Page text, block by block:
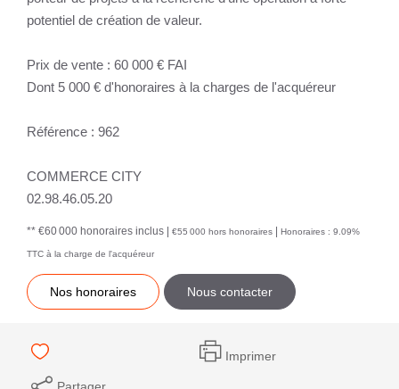
potentiel de création de valeur.
Prix de vente : 60 000 € FAI
Dont 5 000 € d'honoraires à la charges de l'acquéreur
Référence : 962
COMMERCE CITY
02.98.46.05.20
** €60 000 honoraires inclus | €55 000 hors honoraires | Honoraires : 9.09%
TTC à la charge de l'acquéreur
Nos honoraires Nous contacter
Imprimer
Partager